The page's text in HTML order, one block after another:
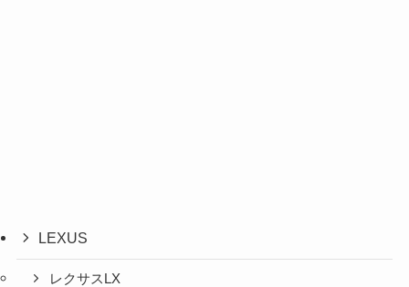
LEXUS
レクサスLX